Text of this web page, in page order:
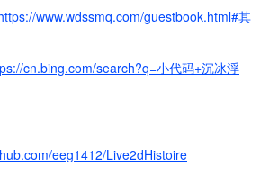
www.wdssmq.com/guestbook.html#其
cn.bing.com/search?q=小代码+沉冰浮
eeg1412/Live2dHistoire